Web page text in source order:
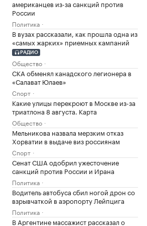
американцев из-за санкций против
России
Политика
В вузах рассказали, как прошла одна из
«самых жарких» приемных кампаний
РАДИО
Общество
СКА обменял канадского легионера в
«Салават Юлаев»
Спорт
Какие улицы перекроют в Москве из-за
триатлона 8 августа. Карта
Общество
Мельникова назвала мерзким отказ
Хорватии в выдаче виз россиянам
Спорт
Сенат США одобрил ужесточение
санкций против России и Ирана
Политика
Водитель автобуса сбил ногой дрон со
взрывчаткой в аэропорту Лейпцига
Политика
В Аргентине массажист рассказал о